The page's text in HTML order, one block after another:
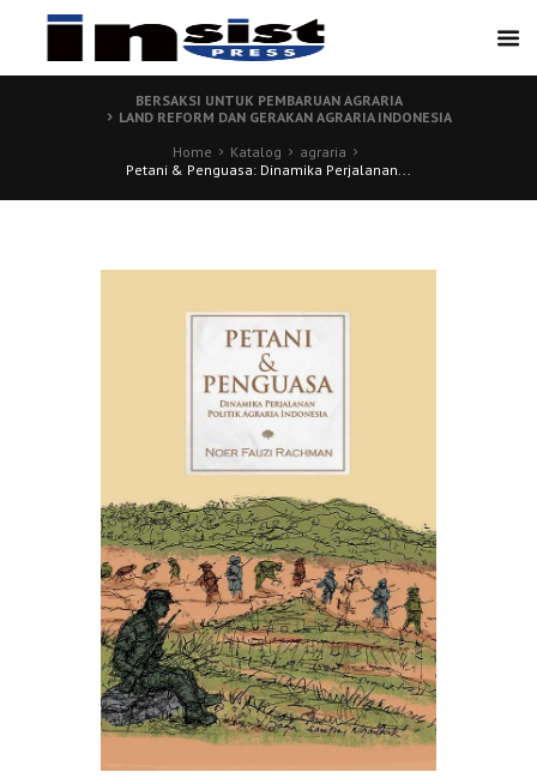
BERSAKSI UNTUK PEMBARUAN AGRARIA
LAND REFORM DAN GERAKAN AGRARIA INDONESIA
Home
Katalog
agraria
Petani & Penguasa: Dinamika Perjalanan...